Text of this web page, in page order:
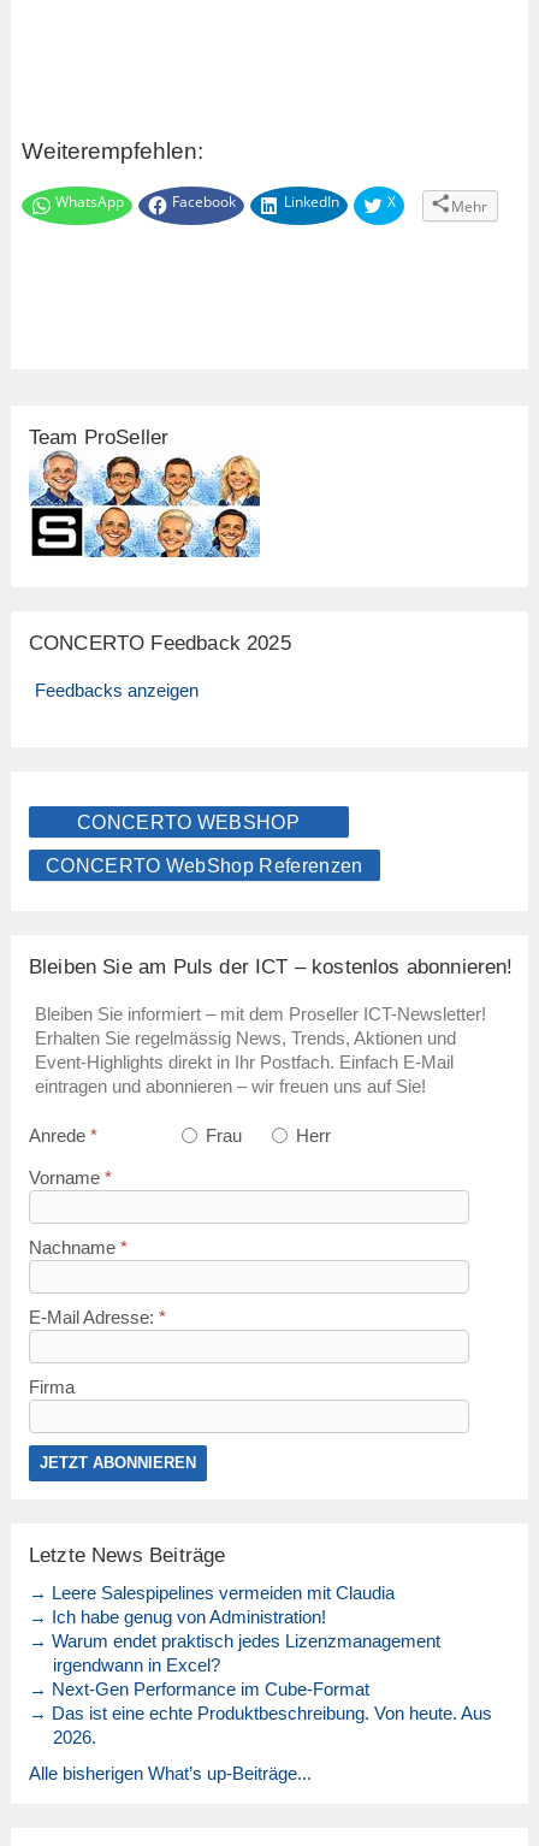
Weiterempfehlen:
WhatsApp Facebook LinkedIn X Mehr
Team ProSeller
CONCERTO Feedback 2025
Feedbacks anzeigen
CONCERTO WEBSHOP
CONCERTO WebShop Referenzen
Bleiben Sie am Puls der ICT – kostenlos abonnieren!
Bleiben Sie informiert – mit dem Proseller ICT-Newsletter!
Erhalten Sie regelmässig News, Trends, Aktionen und
Event-Highlights direkt in Ihr Postfach. Einfach E-Mail
eintragen und abonnieren – wir freuen uns auf Sie!
Anrede * Frau Herr
Vorname *
Nachname *
E-Mail Adresse: *
Firma
Letzte News Beiträge
→ Leere Salespipelines vermeiden mit Claudia
→ Ich habe genug von Administration!
→ Warum endet praktisch jedes Lizenzmanagement
irgendwann in Excel?
→ Next-Gen Performance im Cube-Format
→ Das ist eine echte Produktbeschreibung. Von heute. Aus
2026.
Alle bisherigen What’s up-Beiträge...